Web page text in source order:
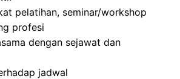
pelatihan, seminar/workshop
profesi
dengan sejawat dan
jadwal